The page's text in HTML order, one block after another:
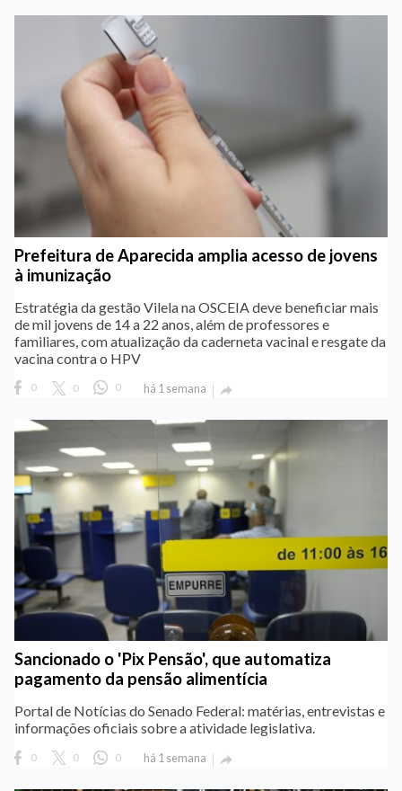
Prefeitura de Aparecida amplia acesso de jovens
à imunização
Estratégia da gestão Vilela na OSCEIA deve beneficiar mais
de mil jovens de 14 a 22 anos, além de professores e
familiares, com atualização da caderneta vacinal e resgate da
vacina contra o HPV
0 0 0 há 1 semana 
Sancionado o 'Pix Pensão', que automatiza
pagamento da pensão alimentícia
Portal de Notícias do Senado Federal: matérias, entrevistas e
informações oficiais sobre a atividade legislativa.
0 0 0 há 1 semana 